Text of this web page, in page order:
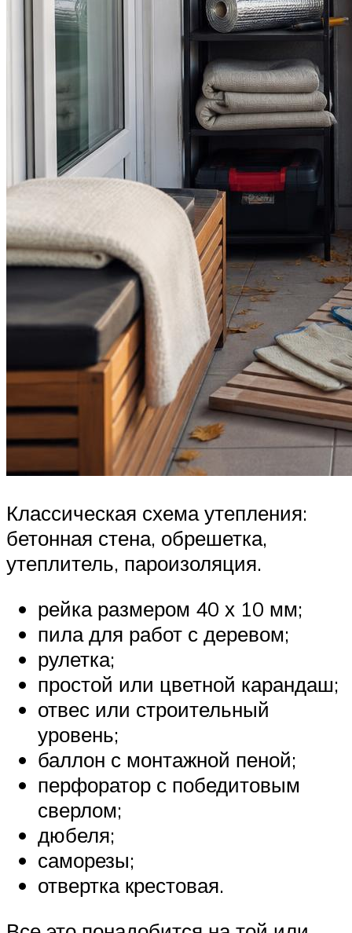
Классическая схема утепления:
бетонная стена, обрешетка,
утеплитель, пароизоляция.
рейка размером 40 х 10 мм;
пила для работ с деревом;
рулетка;
простой или цветной карандаш;
отвес или строительный
уровень;
баллон с монтажной пеной;
перфоратор с победитовым
сверлом;
дюбеля;
саморезы;
отвертка крестовая.